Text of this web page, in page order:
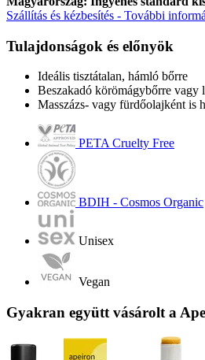
Szállítás és kézbesítés - További
Tulajdonságok és előnyök
Ideális tisztátalan, hámló bőrre
Beszakadó körömágybőrre vagy
Masszázs- vagy fürdőolajként is
PETA Cruelty Free
BDIH - Cosmos Organic
Unisex
Vegan
Gyakran együtt vásárolt a